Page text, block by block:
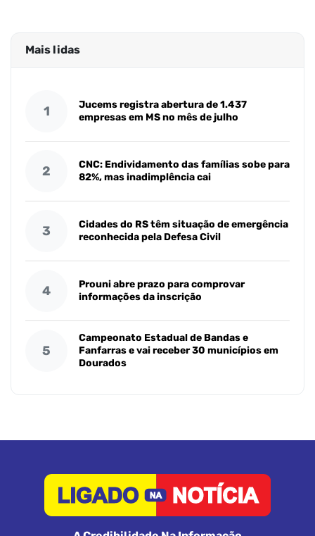
Mais lidas
1
Jucems registra abertura de 1.437
empresas em MS no mês de julho
2
CNC: Endividamento das famílias sobe para
82%, mas inadimplência cai
3
Cidades do RS têm situação de emergência
reconhecida pela Defesa Civil
4
Prouni abre prazo para comprovar
informações da inscrição
5
Campeonato Estadual de Bandas e
Fanfarras e vai receber 30 municípios em
Dourados